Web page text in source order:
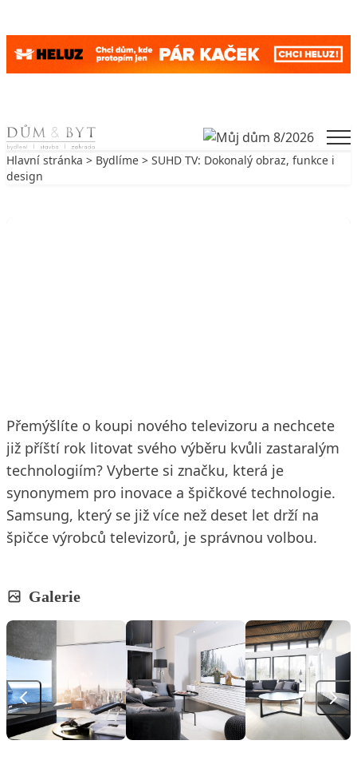
Skip to content
Hlavní stránka > Bydlíme > SUHD TV: Dokonalý obraz, funkce i
design
Přemýšlíte o koupi nového televizoru a nechcete
již příští rok litovat svého výběru kvůli zastaralým
technologiím? Vyberte si značku, která je
synonymem pro inovace a špičkové technologie.
Samsung, který se již více než deset let drží na
špičce výrobců televizorů, je správnou volbou.
Galerie